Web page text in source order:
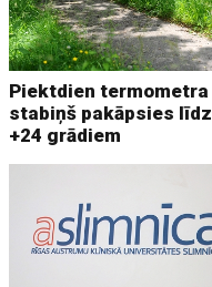
Piektdien termometra
stabiņš pakāpsies līdz
+24 grādiem